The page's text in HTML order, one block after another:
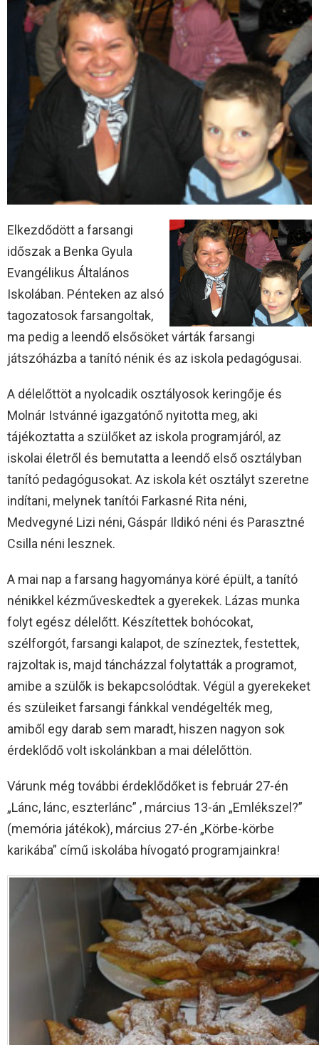
Elkezdődött a farsangi
időszak a Benka Gyula
Evangélikus Általános
Iskolában. Pénteken az alsó
tagozatosok farsangoltak,
ma pedig a leendő elsősöket várták farsangi
játszóházba a tanító nénik és az iskola pedagógusai.
A délelőttöt a nyolcadik osztályosok keringője és
Molnár Istvánné igazgatónő nyitotta meg, aki
tájékoztatta a szülőket az iskola programjáról, az
iskolai életről és bemutatta a leendő első osztályban
tanító pedagógusokat. Az iskola két osztályt szeretne
indítani, melynek tanítói Farkasné Rita néni,
Medvegyné Lizi néni, Gáspár Ildikó néni és Parasztné
Csilla néni lesznek.
A mai nap a farsang hagyománya köré épült, a tanító
nénikkel kézműveskedtek a gyerekek. Lázas munka
folyt egész délelőtt. Készítettek bohócokat,
szélforgót, farsangi kalapot, de színeztek, festettek,
rajzoltak is, majd táncházzal folytatták a programot,
amibe a szülők is bekapcsolódtak. Végül a gyerekeket
és szüleiket farsangi fánkkal vendégelték meg,
amiből egy darab sem maradt, hiszen nagyon sok
érdeklődő volt iskolánkban a mai délelőttön.
Várunk még további érdeklődőket is február 27-én
„Lánc, lánc, eszterlánc” , március 13-án „Emlékszel?”
(memória játékok), március 27-én „Körbe-körbe
karikába” című iskolába hívogató programjainkra!